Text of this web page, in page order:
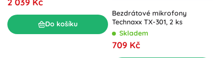
Do košíku
Bezdrátové mikrofony
Technaxx TX-301, 2 ks
Skladem
709 Kč